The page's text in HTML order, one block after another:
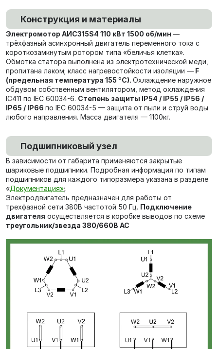
Конструкция и материалы
Электромотор АИС315S4 110 кВт 1500 об/мин —
трёхфазный асинхронный двигатель переменного тока с
короткозамкнутым ротором типа «беличья клетка».
Обмотка статора выполнена из электротехнической меди,
пропитана лаком; класс нагревостойкости изоляции — F
(предельная температура 155 °C). Охлаждение наружное
обдувом собственным вентилятором, метод охлаждения
IC411 по IEC 60034-6. Степень защиты IP54 / IP55 / IP56 /
IP65 / IP66 по IEC 60034-5 — защита от пыли и струй воды
любого направления. Масса двигателя — 1100кг.
Подшипниковый узел
В зависимости от габарита применяются закрытые
шариковые подшипники. Подробная информация по типам
подшипников для каждого типоразмера указана в разделе
«Документация»;.
Электродвигатель предназначен для работы от
трехфазной сети 380В частотой 50 Гц. Подключение
двигателя осуществляется в коробке выводов по схеме
треугольник/звезда 380/660В AC